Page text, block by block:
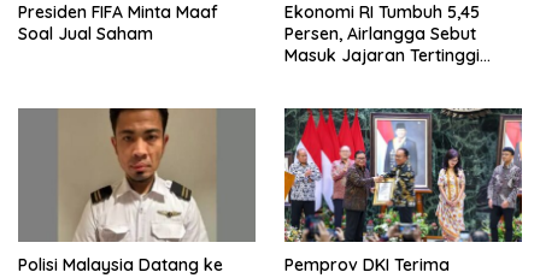
Presiden FIFA Minta Maaf
Soal Jual Saham
Ekonomi RI Tumbuh 5,45
Persen, Airlangga Sebut
Masuk Jajaran Tertinggi
Polisi Malaysia Datang ke
Pemprov DKI Terima